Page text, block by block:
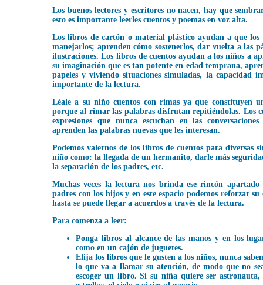
Los buenos lectores y escritores no nacen, hay que
esto es importante leerles cuentos y poemas en voz alta.
Los libros de cartón o material plástico ayudan a que los
manejarlos; aprenden cómo sostenerlos, dar vuelta a las
ilustraciones. Los libros de cuentos ayudan a los niños a
su imaginación que es tan potente en edad temprana,
papeles y viviendo situaciones simuladas, la capacidad
importante de la lectura.
Léale a su niño cuentos con rimas ya que constituyen
porque al rimar las palabras disfrutan repitiéndolas. Los
expresiones que nunca escuchan en las
aprenden las palabras nuevas que les interesan.
Podemos valernos de los libros de cuentos para diversas
niño como: la llegada de un hermanito, darle más
la separación de los padres, etc.
Muchas veces la lectura nos brinda ese rincón apartado
padres con los hijos y en este espacio podemos reforzar
hasta se puede llegar a acuerdos a través de la lectura.
Para comenza a leer:
Ponga libros al alcance de las manos y en los
como en un cajón de juguetes.
Elija los libros que le gusten a los niños, nunca
lo que va a llamar su atención, de modo que no
escoger un libro. Si su niña quiere ser astronauta,